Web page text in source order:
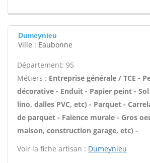
Dumeynieu
Ville : Eaubonne
Département: 95
Métiers : Entreprise générale / TCE -
décorative - Enduit - Papier peint -
lino, dalles PVC, etc) - Parquet -
de parquet - Faïence murale - Gros
maison, construction garage, etc) -
Voir la fiche artisan : Dumeynieu